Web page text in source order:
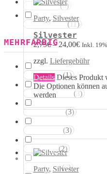
Party,Silvester
Silvester
2,75€–24,00€ Inkl.
zzgl. Liefergebühr
Details Dieses Produkt
Die Optionen können
werden
Party, Silvester
Brauntöne (0)
Schwarztöne (11)
MEHRFARBIG
Rosa Weiss (1)
Schwarz Weiss ( 3)
Silber Weiss (3)
(3)
Rot Weiss (2)
Blau Weiss (0)